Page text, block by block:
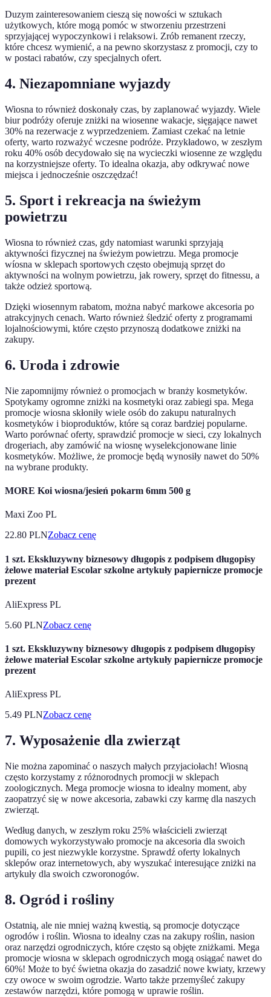
Duzym zainteresowaniem cieszą się nowości w sztukach
użytkowych, które mogą pomóc w stworzeniu przestrzeni
sprzyjającej wypoczynkowi i relaksowi. Zrób remanent rzeczy,
które chcesz wymienić, a na pewno skorzystasz z promocji, czy to
w postaci rabatów, czy specjalnych ofert.
4. Niezapomniane wyjazdy
Wiosna to również doskonały czas, by zaplanować wyjazdy. Wiele
biur podróży oferuje zniżki na wiosenne wakacje, sięgające nawet
30% na rezerwacje z wyprzedzeniem. Zamiast czekać na letnie
oferty, warto rozważyć wczesne podróże. Przykładowo, w zeszłym
roku 40% osób decydowało się na wycieczki wiosenne ze względu
na korzystniejsze oferty. To idealna okazja, aby odkrywać nowe
miejsca i jednocześnie oszczędzać!
5. Sport i rekreacja na świeżym
powietrzu
Wiosna to również czas, gdy natomiast warunki sprzyjają
aktywności fizycznej na świeżym powietrzu. Mega promocje
wíosna w sklepach sportowych często obejmują sprzęt do
aktywności na wolnym powietrzu, jak rowery, sprzęt do fitnessu, a
także odzież sportową.
Dzięki wiosennym rabatom, można nabyć markowe akcesoria po
atrakcyjnych cenach. Warto również śledzić oferty z programami
lojalnościowymi, które często przynoszą dodatkowe zniżki na
zakupy.
6. Uroda i zdrowie
Nie zapomnijmy również o promocjach w branży kosmetyków.
Spotykamy ogromne zniżki na kosmetyki oraz zabiegi spa. Mega
promocje wiosna skłoniły wiele osób do zakupu naturalnych
kosmetyków i bioproduktów, które są coraz bardziej popularne.
Warto porównać oferty, sprawdzić promocje w sieci, czy lokalnych
drogeriach, aby zamówić na wiosnę wyselekcjonowane linie
kosmetyków. Możliwe, że promocje będą wynosiły nawet do 50%
na wybrane produkty.
MORE Koi wiosna/jesień pokarm 6mm 500 g
Maxi Zoo PL
22.80 PLNZobacz cenę
1 szt. Ekskluzywny biznesowy długopis z podpisem długopisy
żelowe materiał Escolar szkolne artykuły papiernicze promocje
prezent
AliExpress PL
5.60 PLNZobacz cenę
1 szt. Ekskluzywny biznesowy długopis z podpisem długopisy
żelowe materiał Escolar szkolne artykuły papiernicze promocje
prezent
AliExpress PL
5.49 PLNZobacz cenę
7. Wyposażenie dla zwierząt
Nie można zapominać o naszych małych przyjaciołach! Wiosną
często korzystamy z różnorodnych promocji w sklepach
zoologicznych. Mega promocje wiosna to idealny moment, aby
zaopatrzyć się w nowe akcesoria, zabawki czy karmę dla naszych
zwierząt.
Według danych, w zeszłym roku 25% właścicieli zwierząt
domowych wykorzystywało promocje na akcesoria dla swoich
pupili, co jest niezwykle korzystne. Sprawdź oferty lokalnych
sklepów oraz internetowych, aby wyszukać interesujące zniżki na
artykuły dla swoich czworonogów.
8. Ogród i rośliny
Ostatnią, ale nie mniej ważną kwestią, są promocje dotyczące
ogrodów i roślin. Wiosna to idealny czas na zakupy roślin, nasion
oraz narzędzi ogrodniczych, które często są objęte zniżkami. Mega
promocje wiosna w sklepach ogrodniczych mogą osiągać nawet do
60%! Może to być świetna okazja do zasadzić nowe kwiaty, krzewy
czy owoce w swoim ogrodzie. Warto także przemyśleć zakupy
zestawów narzędzi, które pomogą w uprawie roślin.